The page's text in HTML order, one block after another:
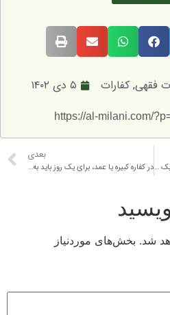
فقهی,کفارات ۵ دی ۱۴۰۲
آیا کفاره تاخیرِ چند روز را می شود به یک فقیر داد؟
بعدی
در کفاره کبیره یا عمد، برای یک روز باید به ۶۰ مسکین طعام داد و در کفاره حنث یمین به ۱۰ مسکین اگر تعداد کفارات زیاد باشد ایامی شود به این ۶۰ مسکین یا ۱۰ مسکین چندین مد طعام داد چون صدق ۶۰ مسکین و ۱۰ مسکین شده فقط تعداد مد طعام تکرار شده. لطفا حکم شرعی را بفرمایید.
شد. بخش‌های موردنیاز